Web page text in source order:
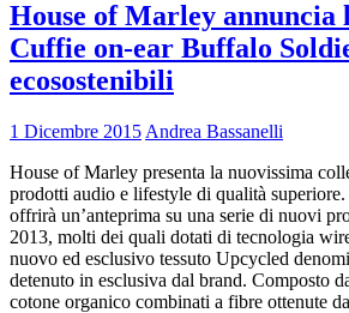
House of Marley annuncia
Cuffie on-ear Buffalo
ecosostenibili
1 Dicembre 2015 Andrea Bassanelli
House of Marley presenta la nuovissima
prodotti audio e lifestyle di qualità
offrirà un’anteprima su una serie di nuovi
2013, molti dei quali dotati di tecnologia
nuovo ed esclusivo tessuto Upcycled
detenuto in esclusiva dal brand. Composto
cotone organico combinati a fibre ottenute